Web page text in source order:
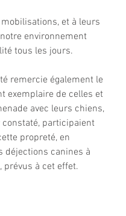
et à leurs
environnement
tous les jours.
remercie également le
exemplaire de celles et
avec leurs chiens,
constaté, participaient
propreté, en
déjections canines à
prévus à cet effet.